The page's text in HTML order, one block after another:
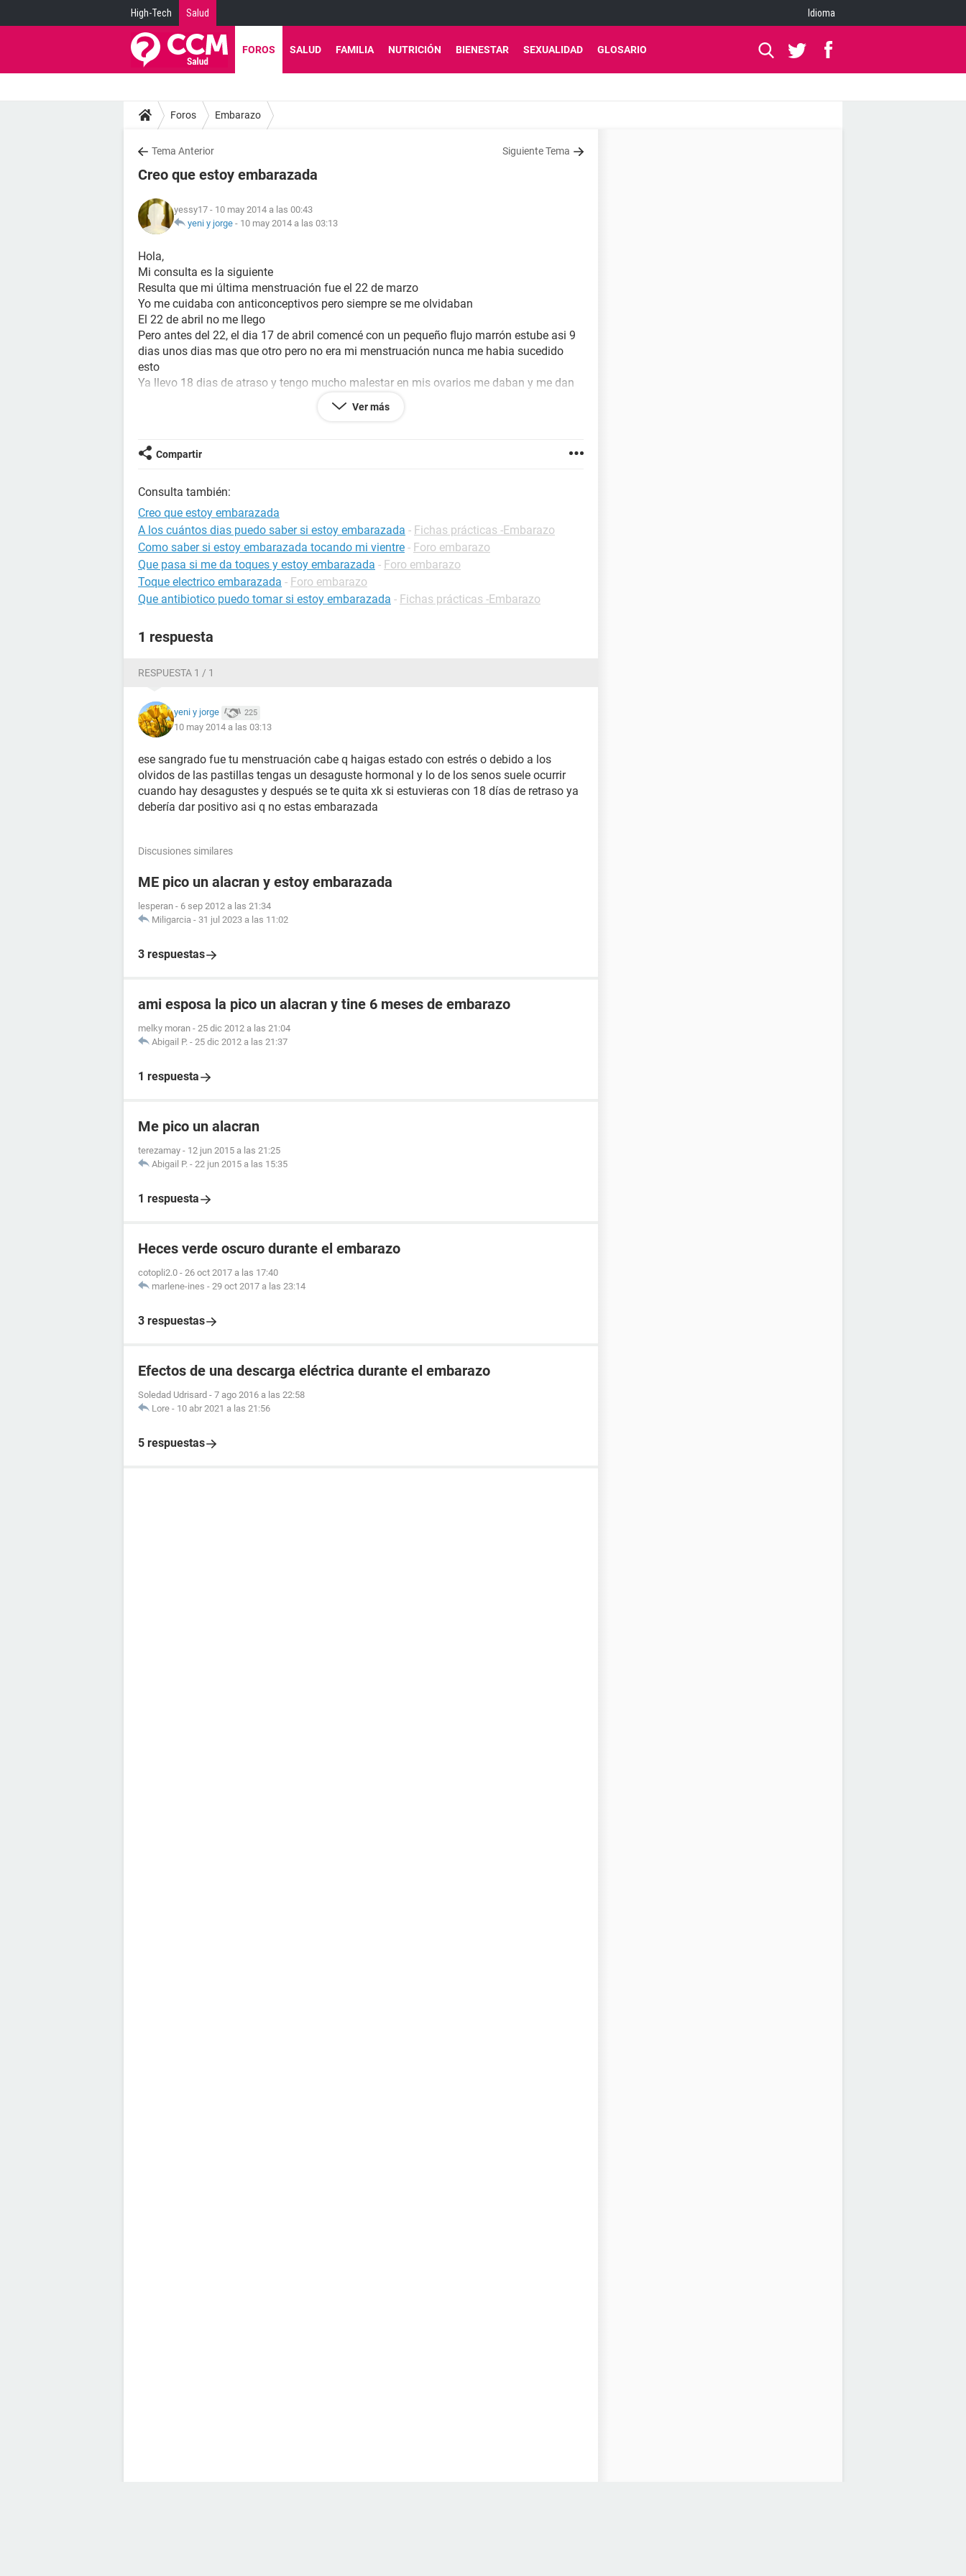
High-Tech Salud Idioma
FOROS SALUD FAMILIA NUTRICIÓN BIENESTAR SEXUALIDAD GLOSARIO
Foros Embarazo
Tema Anterior Siguiente Tema
Creo que estoy embarazada
yessy17 - 10 may 2014 a las 00:43
yeni y jorge - 10 may 2014 a las 03:13
Hola,
Mi consulta es la siguiente
Resulta que mi última menstruación fue el 22 de marzo
Yo me cuidaba con anticonceptivos pero siempre se me olvidaban
El 22 de abril no me llego
Pero antes del 22, el dia 17 de abril comencé con un pequeño flujo marrón estube asi 9
dias unos dias mas que otro pero no era mi menstruación nunca me habia sucedido
esto
Ya llevo 18 dias de atraso y tengo mucho malestar en mis ovarios me daban y me dan
Se me esta agrandando la aureola y se me hincharon los granitos que rodean el pezón
el primer test me lo hice el mismo dia que me tenia que llegar (22) pero salio negativo y
otro 6 dias después pero también salio negativo
pero el dolor de cenos nunca los habia tenido
Ayudenme porfavor
Ver más
Compartir
Consulta también:
Creo que estoy embarazada
A los cuántos dias puedo saber si estoy embarazada - Fichas prácticas -Embarazo
Como saber si estoy embarazada tocando mi vientre - Foro embarazo
Que pasa si me da toques y estoy embarazada - Foro embarazo
Toque electrico embarazada - Foro embarazo
Que antibiotico puedo tomar si estoy embarazada - Fichas prácticas -Embarazo
1 respuesta
RESPUESTA 1 / 1
yeni y jorge 225
10 may 2014 a las 03:13
ese sangrado fue tu menstruación cabe q haigas estado con estrés o debido a los
olvidos de las pastillas tengas un desaguste hormonal y lo de los senos suele ocurrir
cuando hay desagustes y después se te quita xk si estuvieras con 18 días de retraso ya
debería dar positivo asi q no estas embarazada
Discusiones similares
ME pico un alacran y estoy embarazada
lesperan - 6 sep 2012 a las 21:34
Miligarcia - 31 jul 2023 a las 11:02
3 respuestas
ami esposa la pico un alacran y tine 6 meses de embarazo
melky moran - 25 dic 2012 a las 21:04
Abigail P. - 25 dic 2012 a las 21:37
1 respuesta
Me pico un alacran
terezamay - 12 jun 2015 a las 21:25
Abigail P. - 22 jun 2015 a las 15:35
1 respuesta
Heces verde oscuro durante el embarazo
cotopli2.0 - 26 oct 2017 a las 17:40
marlene-ines - 29 oct 2017 a las 23:14
3 respuestas
Efectos de una descarga eléctrica durante el embarazo
Soledad Udrisard - 7 ago 2016 a las 22:58
Lore - 10 abr 2021 a las 21:56
5 respuestas